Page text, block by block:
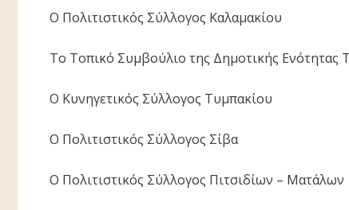
Ο Πολιτιστικός Σύλλογος Καλαμακίου
Το Τοπικό Συμβούλιο της Δημοτικής Ενότητας
Ο Κυνηγετικός Σύλλογος Τυμπακίου
Ο Πολιτιστικός Σύλλογος Σίβα
Ο Πολιτιστικός Σύλλογος Πιτσιδίων – Ματάλων